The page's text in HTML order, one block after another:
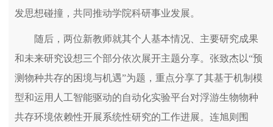
发思想碰撞，共同推动学院科研事业发展。
随后，两位新教师就其个人基本情况、主要研究成果
和未来研究设想三个部分依次展开主题分享。张致杰以“预
测物种共存的困境与机遇”为题，重点分享了其基于机制模
型和运用人工智能驱动的自动化实验平台对浮游生物物种
共存环境依赖性开展系统性研究的工作进展。连旭则围